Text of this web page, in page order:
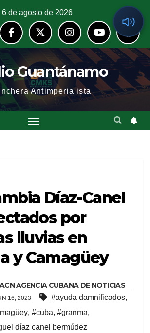
6 de agosto de 2026
Guantánamo
Antimperialista
Díaz-Canel
por
lluvias en
y Camagüey
ACN AGENCIA CUBANA DE NOTICIAS
16, 2023 #ayuda damnificados,
, #cuba, #granma,
díaz canel bermúdez